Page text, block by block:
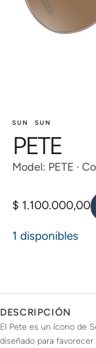
SUN SUN
PETE
Model: PETE ·
$ 1.100.000,00
1 disponibles
DESCRIPCIÓN
El Pete es un ícono de
diseñado para